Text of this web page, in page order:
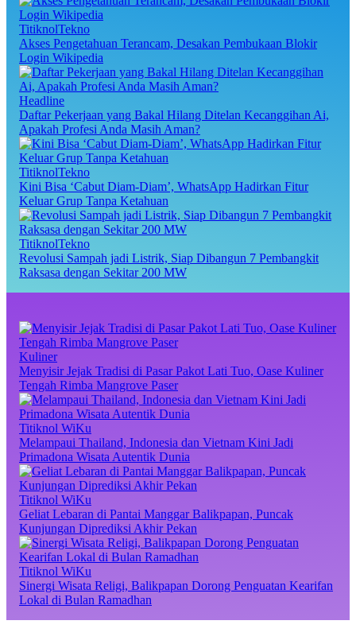
TitiknolTekno
Akses Pengetahuan Terancam, Desakan Pembukaan Blokir
Login Wikipedia
Headline
Daftar Pekerjaan yang Bakal Hilang Ditelan Kecanggihan Ai,
Apakah Profesi Anda Masih Aman?
TitiknolTekno
Kini Bisa ‘Cabut Diam-Diam’, WhatsApp Hadirkan Fitur
Keluar Grup Tanpa Ketahuan
TitiknolTekno
Revolusi Sampah jadi Listrik, Siap Dibangun 7 Pembangkit
Raksasa dengan Sekitar 200 MW
Kuliner
Menyisir Jejak Tradisi di Pasar Pakot Lati Tuo, Oase Kuliner
Tengah Rimba Mangrove Paser
Titiknol WiKu
Melampaui Thailand, Indonesia dan Vietnam Kini Jadi
Primadona Wisata Autentik Dunia
Titiknol WiKu
Geliat Lebaran di Pantai Manggar Balikpapan, Puncak
Kunjungan Diprediksi Akhir Pekan
Titiknol WiKu
Sinergi Wisata Religi, Balikpapan Dorong Penguatan Kearifan
Lokal di Bulan Ramadhan